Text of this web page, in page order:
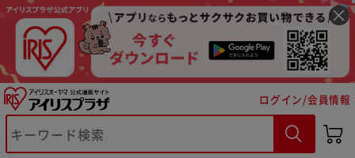
ログイン/会員情報
※ご確認ください